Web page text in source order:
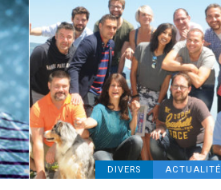
DIVERS ACTUALITÉ